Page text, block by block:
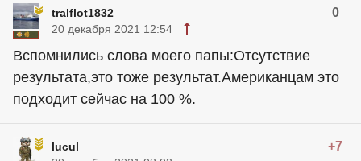
tralflot1832 0
20 декабря 2021 12:54
Вспомнились слова моего папы:Отсутствие
результата,это тоже результат.Американцам это
подходит сейчас на 100 %.
lucul +7